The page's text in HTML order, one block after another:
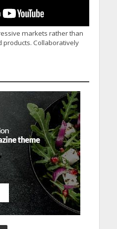
markets rather than
Collaboratively